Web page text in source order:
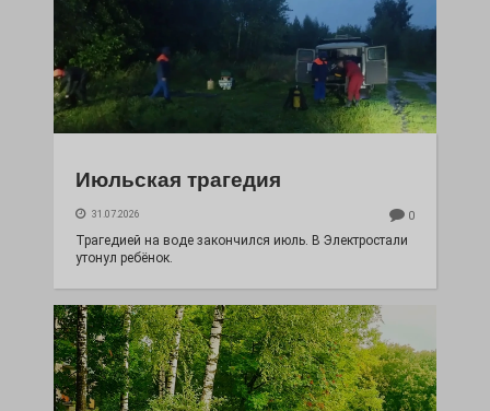
Июльская трагедия
31.07.2026 0
Трагедией на воде закончился июль. В Электростали
утонул ребёнок.